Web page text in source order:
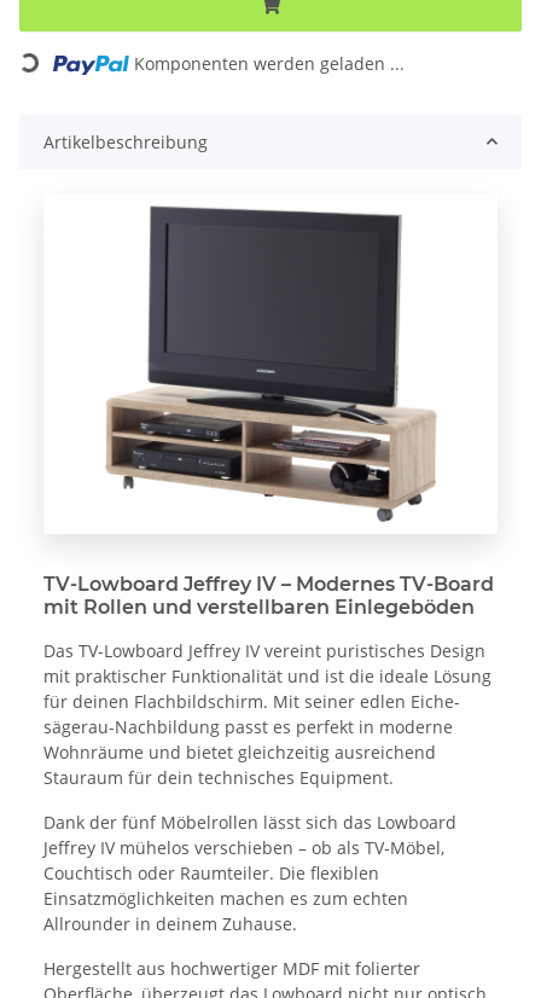
Komponenten werden geladen ...
Artikelbeschreibung
TV-Lowboard Jeffrey IV – Modernes TV-Board
mit Rollen und verstellbaren Einlegeböden
Das TV-Lowboard Jeffrey IV vereint puristisches Design
mit praktischer Funktionalität und ist die ideale Lösung
für deinen Flachbildschirm. Mit seiner edlen Eiche-
sägerau-Nachbildung passt es perfekt in moderne
Wohnräume und bietet gleichzeitig ausreichend
Stauraum für dein technisches Equipment.
Dank der fünf Möbelrollen lässt sich das Lowboard
Jeffrey IV mühelos verschieben – ob als TV-Möbel,
Couchtisch oder Raumteiler. Die flexiblen
Einsatzmöglichkeiten machen es zum echten
Allrounder in deinem Zuhause.
Hergestellt aus hochwertiger MDF mit folierter